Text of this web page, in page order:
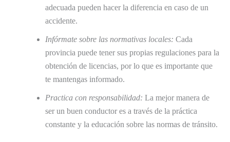
adecuada pueden hacer la diferencia en caso de un
accidente.
Infórmate sobre las normativas locales: Cada
provincia puede tener sus propias regulaciones para la
obtención de licencias, por lo que es importante que
te mantengas informado.
Practica con responsabilidad: La mejor manera de
ser un buen conductor es a través de la práctica
constante y la educación sobre las normas de tránsito.